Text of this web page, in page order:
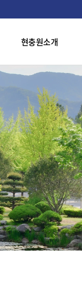
현충원소개